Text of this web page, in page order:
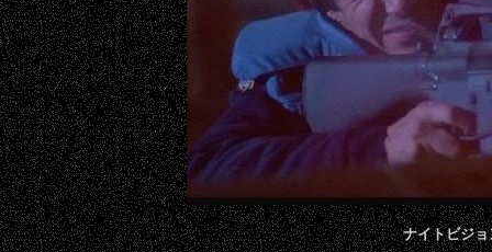
ナイトビジョ